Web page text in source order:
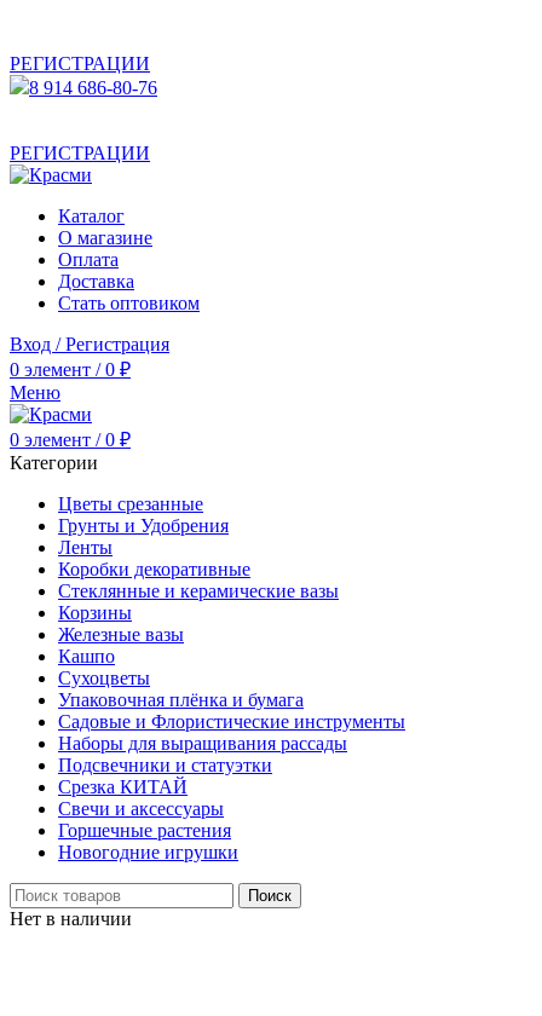
РЕГИСТРАЦИИ
8 914 686-80-76
РЕГИСТРАЦИИ
Каталог
О магазине
Оплата
Доставка
Стать оптовиком
Вход / Регистрация
0 элемент / 0 ₽
Меню
0 элемент / 0 ₽
Категории
Цветы срезанные
Грунты и Удобрения
Ленты
Коробки декоративные
Стеклянные и керамические вазы
Корзины
Железные вазы
Кашпо
Сухоцветы
Упаковочная плёнка и бумага
Садовые и Флористические инструменты
Наборы для выращивания рассады
Подсвечники и статуэтки
Срезка КИТАЙ
Свечи и аксессуары
Горшечные растения
Новогодние игрушки
Поиск
Нет в наличии